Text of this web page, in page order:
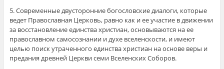
5. Современные двусторонние богословские диалоги, которые
ведет Православная Церковь, равно как и ее участие в движении
за восстановление единства христиан, основываются на ее
православном самосознании и духе вселенскости, и имеют
целью поиск утраченного единства христиан на основе веры и
предания древней Церкви семи Вселенских Соборов.